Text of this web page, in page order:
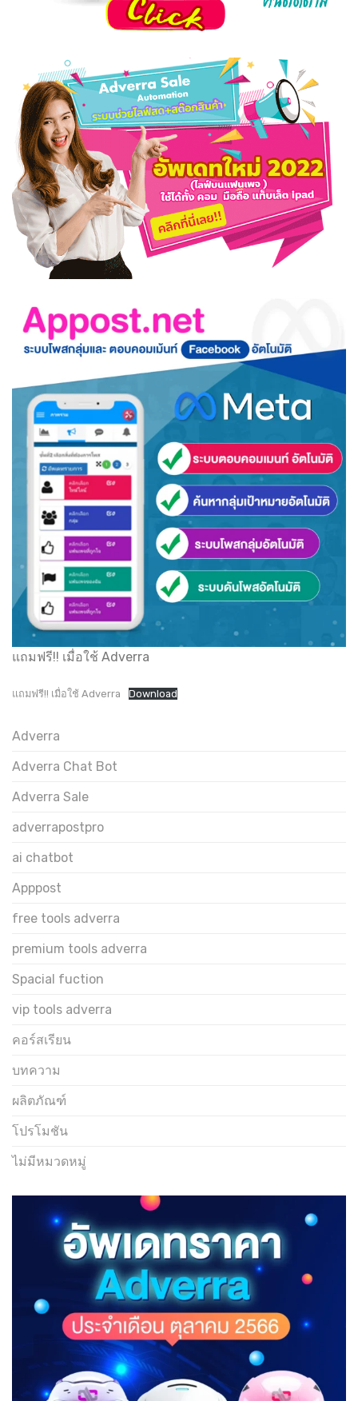
แถมฟรี!! เมื่อใช้ Adverra
แถมฟรี!! เมื่อใช้ Adverra Download
Adverra
Adverra Chat Bot
Adverra Sale
adverrapostpro
ai chatbot
Apppost
free tools adverra
premium tools adverra
Spacial fuction
vip tools adverra
คอร์สเรียน
บทความ
ผลิตภัณฑ์
โปรโมชัน
ไม่มีหมวดหมู่